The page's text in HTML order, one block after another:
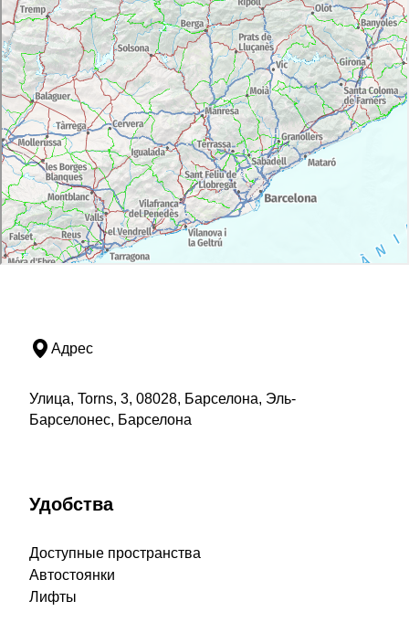
Адрес
Улица, Torns, 3, 08028, Барселона, Эль-
Барселонес, Барселона
Удобства
Доступные пространства
Автостоянки
Лифты